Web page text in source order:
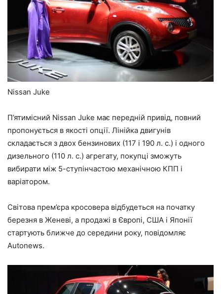
Nissan Juke
П’ятимісний Nissan Juke має передній привід, повний
пропонується в якості опції. Лінійка двигунів
складається з двох бензинових (117 і 190 л. с.) і одного
дизельного (110 л. с.) агрегату, покупці зможуть
вибирати між 5-ступінчастою механічною КПП і
варіатором.
Світова прем’єра кросовера відбудеться на початку
березня в Женеві, а продажі в Європі, США і Японії
стартують ближче до середини року, повідомляє
Autonews.